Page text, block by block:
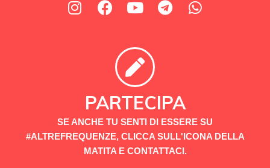
PARTECIPA
SE ANCHE TU SENTI DI ESSERE SU
#ALTREFREQUENZE, CLICCA SULL'ICONA DELLA
MATITA E CONTATTACI.